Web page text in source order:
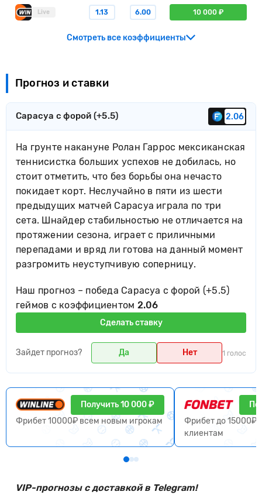
Live 1.13 6.00 10 000 ₽
Смотреть все коэффициенты
Прогноз и ставки
Сарасуа с форой (+5.5) 2.06
На грунте накануне Ролан Гаррос мексиканская
теннисистка больших успехов не добилась, но
стоит отметить, что без борьбы она нечасто
покидает корт. Неслучайно в пяти из шести
предыдущих матчей Сарасуа играла по три
сета. Шнайдер стабильностью не отличается на
протяжении сезона, играет с приличными
перепадами и вряд ли готова на данный момент
разгромить неуступчивую соперницу.
Наш прогноз – победа Сарасуа с форой (+5.5)
геймов с коэффициентом 2.06
Сделать ставку
Зайдет прогноз? Да Нет 1 голос
Получить 10 000 ₽
Фрибет 10000₽ всем новым игрокам
Фрибет до 15000₽
клиентам
VIP-прогнозы с доставкой в Telegram!